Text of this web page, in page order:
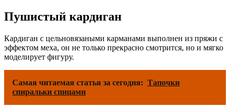
Пушистый кардиган
Кардиган с цельновязаными карманами выполнен из пряжи с
эффектом меха, он не только прекрасно смотрится, но и мягко
моделирует фигуру.
Самая читаемая статья за сегодня: Тапочки
спиральки спицами